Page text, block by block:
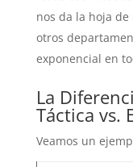
nos da la hoja
otros
exponencial en
La
Táctica vs.
Veamos un